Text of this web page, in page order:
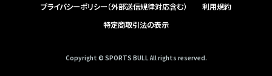
プライバシーポリシー（外部送信規律対応含む）
利用規約
特定商取引法の表示
Copyright © SPORTS BULL All rights reserved.